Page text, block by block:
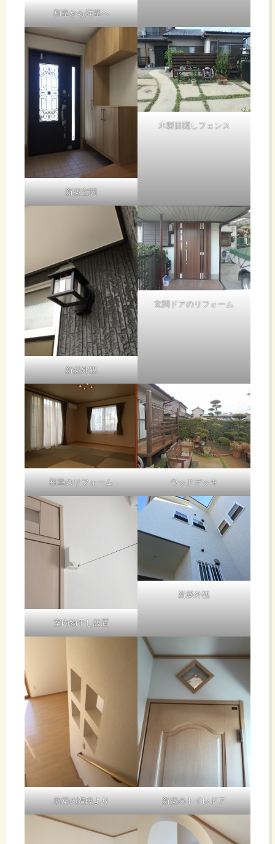
和室から洋室へ
新築玄関
木製目隠しフェンス
新築外観
玄関ドアのリフォーム
和室のリフォーム ウッドデッキ
室内物干し設置
新築外観
新築の階段より 新築のトイレドア